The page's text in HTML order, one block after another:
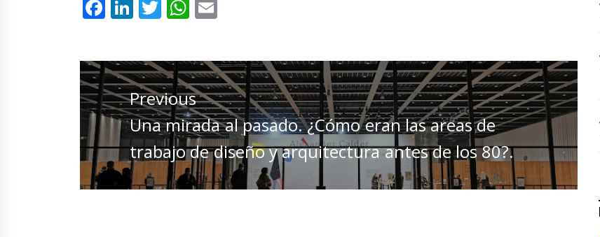
Facebook
LinkedIn
TwitterWhatsApp
Navegación
de
entradas
Previous
Previous
post:
Una mirada al pasado. ¿Cómo eran las areas de
trabajo de diseño y arquitectura antes de los 80?.